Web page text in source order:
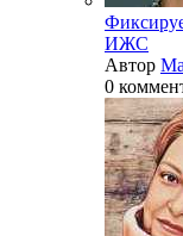
ИЖС
Автор
0